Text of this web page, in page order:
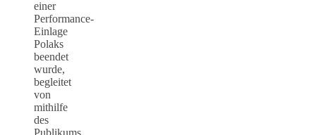
einer
Performance-
Einlage
Polaks
beendet
wurde,
begleitet
von
mithilfe
des
Publikums